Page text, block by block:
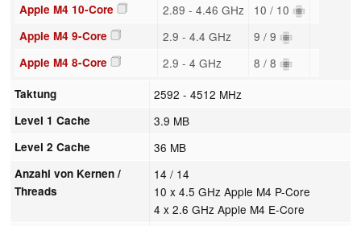
Apple M4 10-Core 2.89 - 4.46 GHz 10 / 10
Apple M4 9-Core 2.9 - 4.4 GHz 9 / 9
Apple M4 8-Core 2.9 - 4 GHz 8 / 8
Taktung 2592 - 4512 MHz
Level 1 Cache 3.9 MB
Level 2 Cache 36 MB
Anzahl von Kernen /
Threads
14 / 14
10 x 4.5 GHz Apple M4 P-Core
4 x 2.6 GHz Apple M4 E-Core